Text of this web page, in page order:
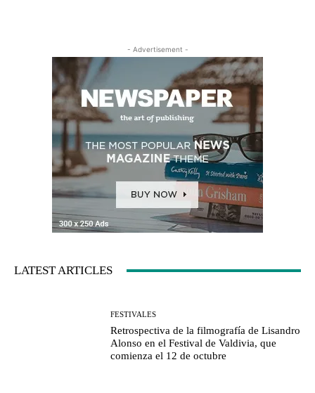
- Advertisement -
LATEST ARTICLES
FESTIVALES
Retrospectiva de la filmografía de Lisandro
Alonso en el Festival de Valdivia, que
comienza el 12 de octubre